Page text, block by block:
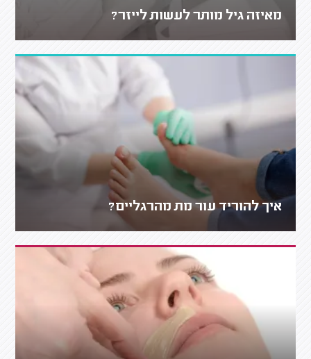
מאיזה גיל מותר לעשות לייזר?
איך להוריד עור מת מהרגליים?